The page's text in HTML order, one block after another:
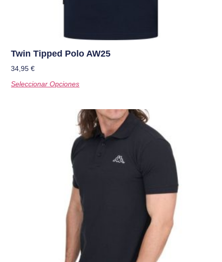
Twin Tipped Polo AW25
34,95€
Seleccionar Opciones